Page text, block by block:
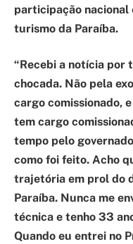
participação nacional
turismo da Paraíba.
“Recebi a notícia por
chocada. Não pela
cargo comissionado,
tem cargo
tempo pelo
como foi feito. Acho
trajetória em prol do
Paraíba. Nunca me
técnica e tenho 33
Quando eu entrei no